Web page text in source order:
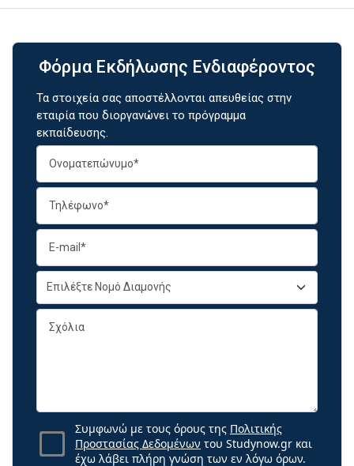
Φόρμα Εκδήλωσης Ενδιαφέροντος
Τα στοιχεία σας αποστέλλονται απευθείας στην
εταιρία που διοργανώνει το πρόγραμμα
εκπαίδευσης.
Συμφωνώ με τους όρους της Πολιτικής
Προστασίας Δεδομένων του Studynow.gr και
έχω λάβει πλήρη γνώση των εν λόγω όρων.